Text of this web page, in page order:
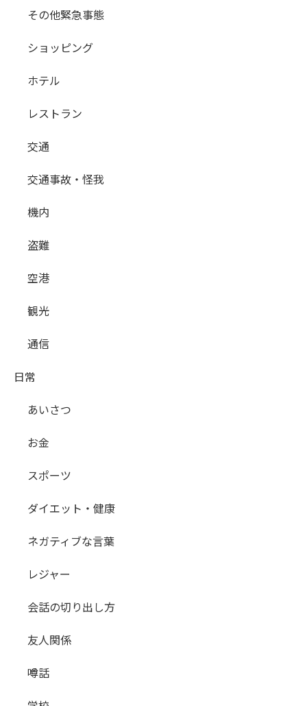
その他緊急事態
ショッピング
ホテル
レストラン
交通
交通事故・怪我
機内
盗難
空港
観光
通信
日常
あいさつ
お金
スポーツ
ダイエット・健康
ネガティブな言葉
レジャー
会話の切り出し方
友人関係
噂話